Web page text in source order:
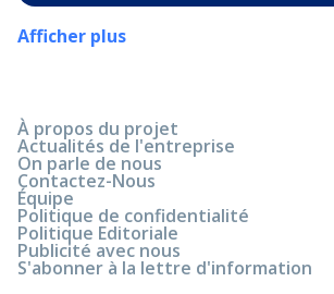
Afficher plus
À propos du projet
Actualités de l'entreprise
On parle de nous
Contactez-Nous
Équipe
Politique de confidentialité
Politique Editoriale
Publicité avec nous
S'abonner à la lettre d'information